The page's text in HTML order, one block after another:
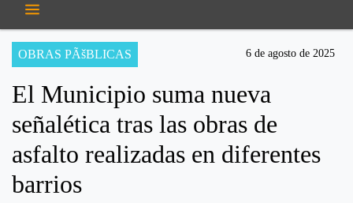
OBRAS PÃšBLICAS 6 de agosto de 2025
El Municipio suma nueva
señalética tras las obras de
asfalto realizadas en diferentes
barrios